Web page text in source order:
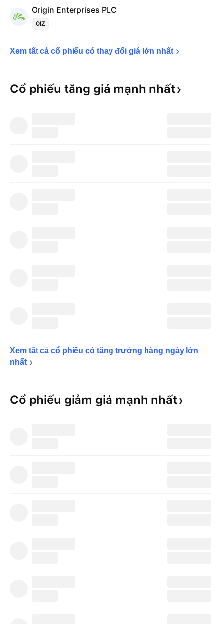
Origin Enterprises PLC
OIZ
Xem tất cả cổ phiếu có thay đổi giá lớn nhất
Cổ phiếu tăng giá mạnh nhất
nhất
Cổ phiếu giảm giá mạnh nhất